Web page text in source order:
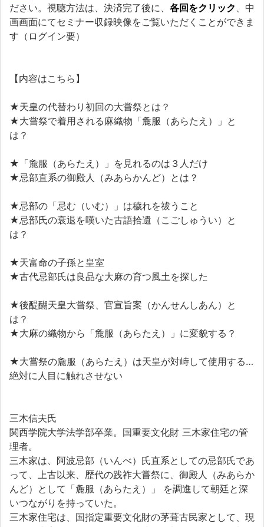
ださい。視聴方法は、決済完了後に、 各回をクリック 、中
画画面にてセミナー収録映像をご覧いただくことができま
す（ログイン要）
【内容はこちら】
★天皇の代替わり初回の大嘗祭とは？
★大嘗祭で着用される麻織物「麁服（あらたえ）」と
は？
★「麁服（あらたえ）」を見れるのは３人だけ
★忌部直系の御殿人（みあらかんど）とは？
★忌部の「忌む（いむ）」は穢れを祓うこと
★忌部氏の衰退を嘆いた古語拾遺（こごしゅうい）と
は？
★天富命の子孫と皇室
★古代忌部氏は良品な大麻の育つ風土を探した
★後醍醐天皇大嘗祭、官宣旨案（かんせんしあん）と
は？
★大麻の織物から「麁服（あらたえ）」に変貌する？
★大嘗祭の麁服（あらたえ）は天皇が対峙して使用する…
絶対に人目に触れさせない
三木信夫氏
関西学院大学法学部卒業。国重要文化財 三木家住宅の管
理者。
三木家は、阿波忌部（いんべ）氏直系としての忌部氏であ
って、上古以来、歴代の践祚大嘗祭に、御殿人（みあらか
んど）として「麁服（あらたえ）」 を調進して朝廷と深
いつながりを持っていた。
三木家住宅は、国指定重要文化財の茅葺古民家として、現